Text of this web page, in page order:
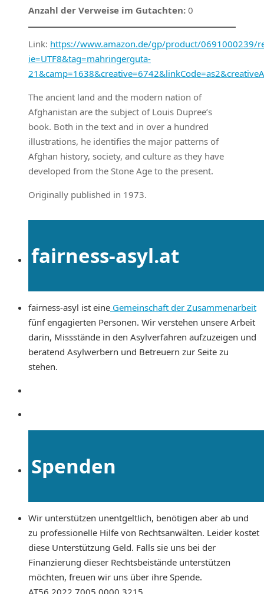
Anzahl der Verweise im Gutachten: 0
Link: https://www.amazon.de/gp/product/0691000239/
ie=UTF8&tag=mahringerguta-
The ancient land and the modern nation of
Afghanistan are the subject of Louis Dupree’s
book. Both in the text and in over a hundred
illustrations, he identifies the major patterns of
Afghan history, society, and culture as they have
developed from the Stone Age to the present.
Originally published in 1973.
fairness-asyl.at
fairness-asyl ist eine Gemeinschaft der Zusammenarbeit
fünf engagierten Personen. Wir verstehen unsere Arbeit
darin, Missstände in den Asylverfahren aufzuzeigen und
beratend Asylwerbern und Betreuern zur Seite zu
stehen.
Spenden
Wir unterstützen unentgeltlich, benötigen aber ab und
zu professionelle Hilfe von Rechtsanwälten. Leider kostet
diese Unterstützung Geld. Falls sie uns bei der
Finanzierung dieser Rechtsbeistände unterstützen
möchten, freuen wir uns über ihre Spende.